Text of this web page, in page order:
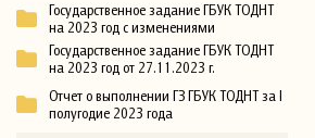
Государственное задание ГБУК ТОДНТ
на 2023 год с изменениями
Государственное задание ГБУК ТОДНТ
на 2023 год от 27.11.2023 г.
Отчет о выполнении ГЗ ГБУК ТОДНТ за I
полугодие 2023 года